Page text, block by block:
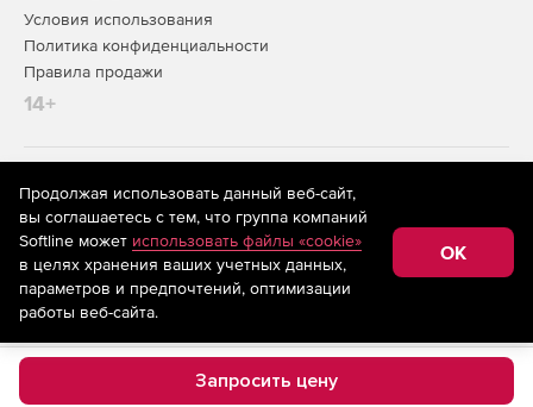
Запросить цену
Условия использования
Политика конфиденциальности
Правила продажи
14+
На информационном ресурсе store.softline.ru применяются
рекомендательные технологии
(информационные технологии
предоставления информации на основе сбора,
систематизации и анализа сведений, относящихся к
предпочтениям пользователей сети «Интернет»,
находящихся на территории Российской Федерации)
Продолжая использовать данный веб-сайт,
вы соглашаетесь с тем, что группа компаний
Softline может использовать файлы «cookie»
в целях хранения ваших учетных данных,
параметров и предпочтений, оптимизации
работы веб-сайта.
OK